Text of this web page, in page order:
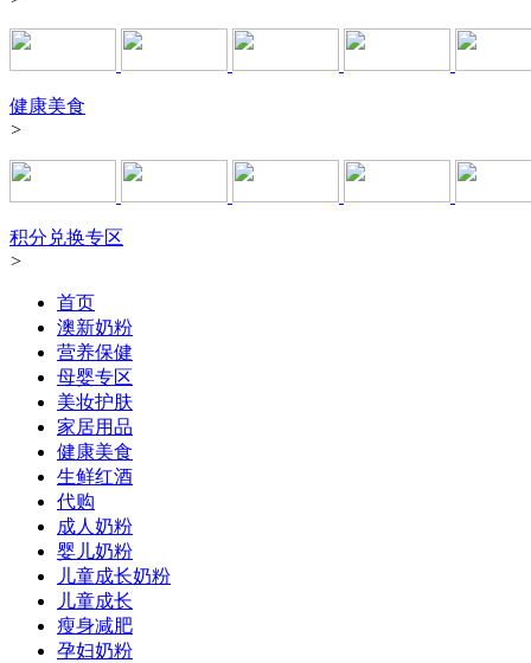
健康美食
>
积分兑换专区
>
首页
澳新奶粉
营养保健
母婴专区
美妆护肤
家居用品
健康美食
生鲜红酒
代购
成人奶粉
婴儿奶粉
儿童成长奶粉
儿童成长
瘦身减肥
孕妇奶粉